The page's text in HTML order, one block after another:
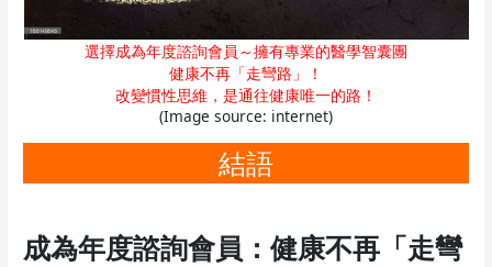
選擇成為年度諮詢會員～擁有專業的醫學智囊團
健康不再「走彎路」！
改變慣性思維，是通往健康唯一的路！
(Image source: internet)
結語
成為年度諮詢會員：健康不再「走彎